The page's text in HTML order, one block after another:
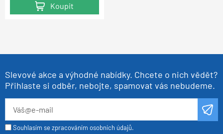
Koupit
Koupit
Koupit
Slevové akce a výhodné nabídky. Chcete o nich vědět?
Přihlaste si odběr, nebojte, spamovat vás nebudeme.
Souhlasím se zpracováním osobních údajů.